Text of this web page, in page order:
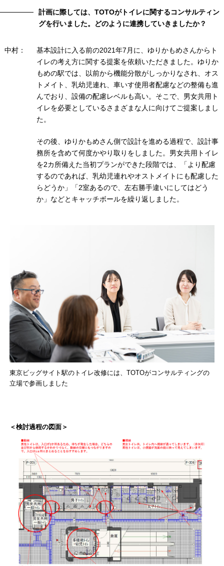
計画に際しては、TOTOがトイレに関するコンサルティン
グを行いました。どのように連携していきましたか？
中村：
基本設計に入る前の2021年7月に、ゆりかもめさんからト
イレの考え方に関する提案を依頼いただきました。ゆりか
もめの駅では、以前から機能分散がしっかりなされ、オス
トメイト、乳幼児連れ、車いす使用者配慮などの整備も進
んでおり、設備の配慮レベルも高い。そこで、男女共用ト
イレを必要としているさまざまな人に向けてご提案しまし
た。
その後、ゆりかもめさん側で設計を進める過程で、設計事
務所を含めて何度かやり取りをしました。男女共用トイレ
を2カ所備えた当初プランができた段階では、「より配慮
するのであれば、乳幼児連れやオストメイトにも配慮した
らどうか」「2室あるので、左右勝手違いにしてはどう
か」などとキャッチボールを繰り返しました。
東京ビッグサイト駅のトイレ改修には、TOTOがコンサルティングの
立場で参画しました
＜検討過程の図面＞